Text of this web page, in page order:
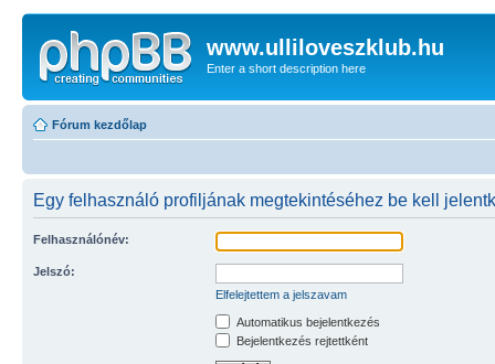
www.ulliloveszklub.hu
Enter a short description here
Fórum kezdőlap
Egy felhasználó profiljának megtekintéséhez be kell
Felhasználónév:
Jelszó:
Elfelejtettem a jelszavam
Automatikus bejelentkezés
Bejelentkezés rejtettként